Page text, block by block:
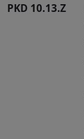
PKD 10.13.Z